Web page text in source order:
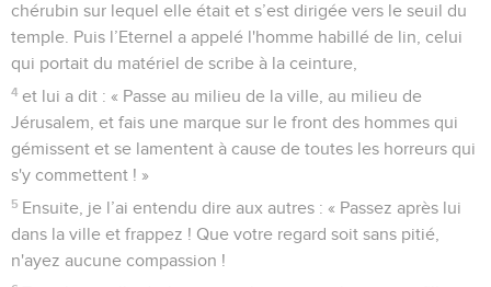
chérubin sur lequel elle était et s’est dirigée vers le seuil du
temple. Puis l’Eternel a appelé l'homme habillé de lin, celui
qui portait du matériel de scribe à la ceinture,
4 et lui a dit : « Passe au milieu de la ville, au milieu de
Jérusalem, et fais une marque sur le front des hommes qui
gémissent et se lamentent à cause de toutes les horreurs qui
s'y commettent ! »
5 Ensuite, je l’ai entendu dire aux autres : « Passez après lui
dans la ville et frappez ! Que votre regard soit sans pitié,
n'ayez aucune compassion !